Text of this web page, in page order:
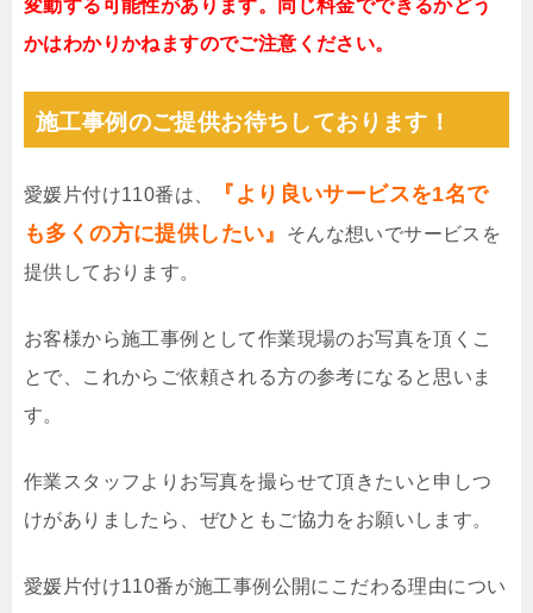
変動する可能性があります。同じ料金でできるかどう
かはわかりかねますのでご注意ください。
施工事例のご提供お待ちしております！
愛媛片付け110番は、
『より良いサービスを1名で
も多くの方に提供したい』
そんな想いでサービスを
提供しております。
お客様から施工事例として作業現場のお写真を頂くこ
とで、これからご依頼される方の参考になると思いま
す。
作業スタッフよりお写真を撮らせて頂きたいと申しつ
けがありましたら、ぜひともご協力をお願いします。
愛媛片付け110番が施工事例公開にこだわる理由につい